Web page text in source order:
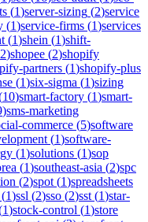
(1)server-sizing (2)service
(1)service-firms (1)services
(1)shein (1)shift-
2)shopee (2)shopify
partners (1)shopify-plus
(1)six-sigma (1)sizing
10)smart-factory (1)smart-
)sms-marketing
commerce (5)software
(1)software-
(1)solutions (1)sop
(1)southeast-asia (2)spc
(2)spot (1)spreadsheets
(1)ssl (2)sso (2)sst (1)star-
1)stock-control (1)store